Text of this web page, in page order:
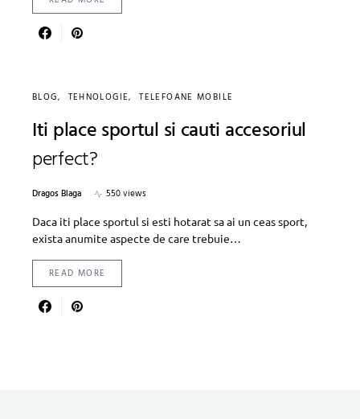
BLOG TEHNOLOGIE TELEFOANE MOBILE
Iti place sportul si cauti accesoriul
perfect?
Dragos Blaga
550 views
Daca iti place sportul si esti hotarat sa ai un ceas sport,
exista anumite aspecte de care trebuie…
READ MORE